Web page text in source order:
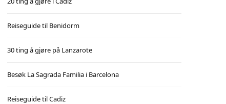
Reiseguide til Benidorm
30 ting å gjøre på Lanzarote
Besøk La Sagrada Familia i Barcelona
Reiseguide til Cadiz